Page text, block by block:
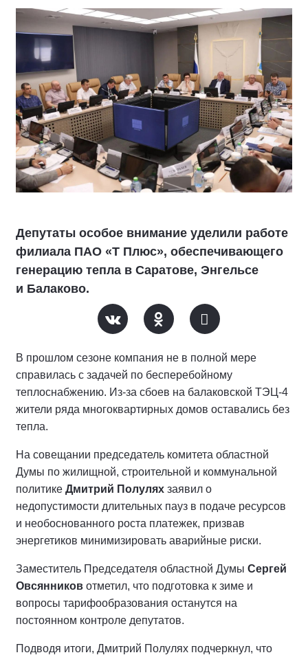
Депутаты особое внимание уделили работе
филиала ПАО «Т Плюс», обеспечивающего
генерацию тепла в Саратове, Энгельсе
и Балаково.
В прошлом сезоне компания не в полной мере
справилась с задачей по бесперебойному
теплоснабжению. Из-за сбоев на балаковской ТЭЦ-4
жители ряда многоквартирных домов оставались без
тепла.
На совещании председатель комитета областной
Думы по жилищной, строительной и коммунальной
политике Дмитрий Полулях заявил о
недопустимости длительных пауз в подаче ресурсов
и необоснованного роста платежек, призвав
энергетиков минимизировать аварийные риски.
Заместитель Председателя областной Думы Сергей
Овсянников отметил, что подготовка к зиме и
вопросы тарифообразования останутся на
постоянном контроле депутатов.
Подводя итоги, Дмитрий Полулях подчеркнул, что